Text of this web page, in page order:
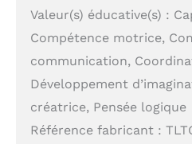
Valeur(s) éducative(s) :
Compétence motrice,
communication,
Développement
créatrice, Pensée logique
Référence fabricant :